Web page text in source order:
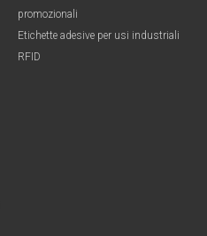
promozionali
Etichette adesive per usi industriali
RFID